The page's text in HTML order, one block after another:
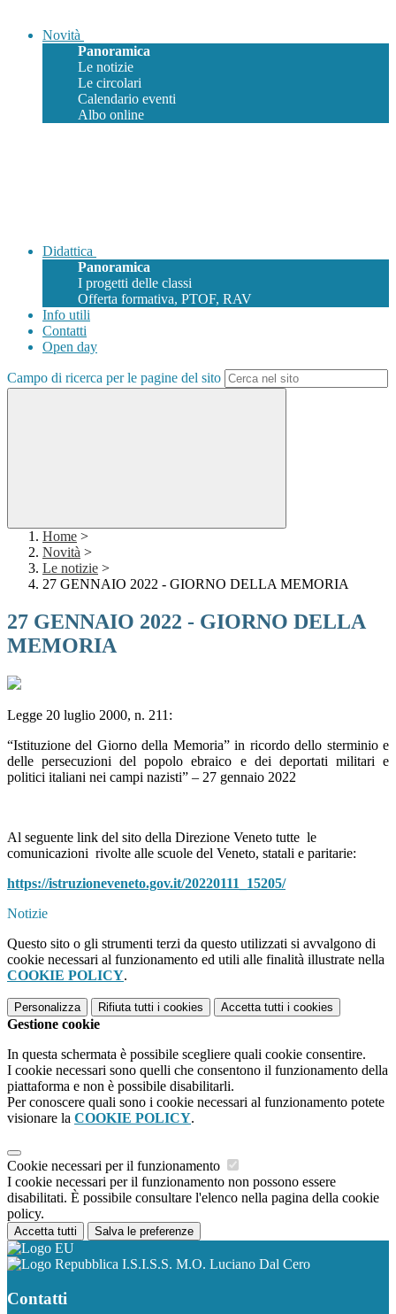
Novità
Panoramica
Le notizie
Le circolari
Calendario eventi
Albo online
Didattica
Panoramica
I progetti delle classi
Offerta formativa, PTOF, RAV
Info utili
Contatti
Open day
Campo di ricerca per le pagine del sito
Home >
Novità >
Le notizie >
27 GENNAIO 2022 - GIORNO DELLA MEMORIA
27 GENNAIO 2022 - GIORNO DELLA
MEMORIA
Legge 20 luglio 2000, n. 211:
“Istituzione del Giorno della Memoria” in ricordo dello sterminio e
delle persecuzioni del popolo ebraico e dei deportati militari e
politici italiani nei campi nazisti” – 27 gennaio 2022
Al seguente link del sito della Direzione Veneto tutte le
comunicazioni rivolte alle scuole del Veneto, statali e paritarie:
https://istruzioneveneto.gov.it/20220111_15205/
Notizie
Questo sito o gli strumenti terzi da questo utilizzati si avvalgono di
cookie necessari al funzionamento ed utili alle finalità illustrate nella
COOKIE POLICY.
Personalizza Rifiuta tutti i cookies Accetta tutti i cookies
Gestione cookie
In questa schermata è possibile scegliere quali cookie consentire.
I cookie necessari sono quelli che consentono il funzionamento della
piattaforma e non è possibile disabilitarli.
Per conoscere quali sono i cookie necessari al funzionamento potete
visionare la COOKIE POLICY.
Cookie necessari per il funzionamento
I cookie necessari per il funzionamento non possono essere
disabilitati. È possibile consultare l'elenco nella pagina della cookie
policy.
Accetta tutti Salva le preferenze
I.S.I.S.S. M.O. Luciano Dal Cero
Contatti